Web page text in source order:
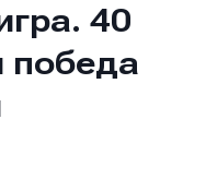
40
победа